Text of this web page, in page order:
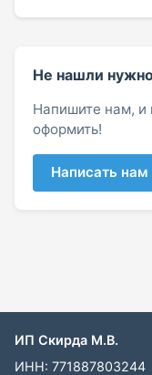
Не нашли
Напишите нам,
оформить!
Написать нам
ИП Скирда М.В.
ИНН: 771887803244